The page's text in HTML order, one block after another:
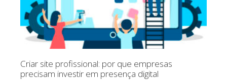
Criar site profissional: por que empresas
precisam investir em presença digital